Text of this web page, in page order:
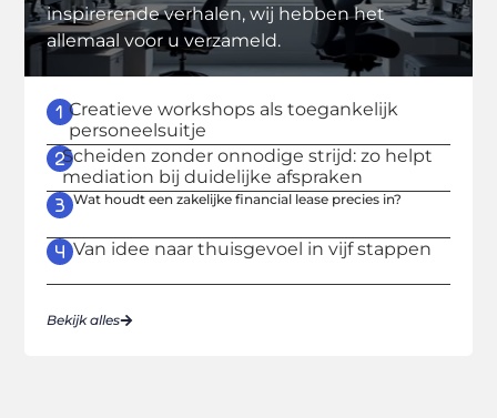
inspirerende verhalen, wij hebben het
allemaal voor u verzameld.
Creatieve workshops als toegankelijk
personeelsuitje
Scheiden zonder onnodige strijd: zo helpt
mediation bij duidelijke afspraken
Wat houdt een zakelijke financial lease precies in?
Van idee naar thuisgevoel in vijf stappen
Bekijk alles